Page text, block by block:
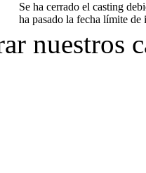
Se ha cerrado el casting
ha pasado la fecha límite de
nuestros